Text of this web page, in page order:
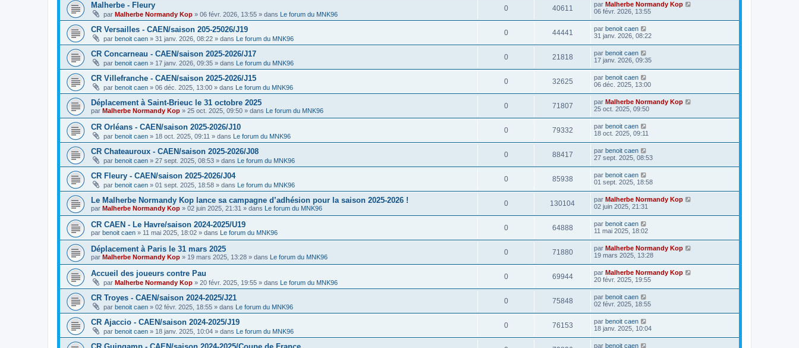
Malherbe - Fleury
par Malherbe Normandy Kop » 06 févr. 2026, 13:55 » dans Le forum du MNK96
0 40611 par Malherbe Normandy Kop
06 févr. 2026, 13:55
CR Versailles - CAEN/saison 205-25026/J19
par benoit caen » 31 janv. 2026, 08:22 » dans Le forum du MNK96
0 44441 par benoit caen
31 janv. 2026, 08:22
CR Concarneau - CAEN/saison 2025-2026/J17
par benoit caen » 17 janv. 2026, 09:35 » dans Le forum du MNK96
0 21818 par benoit caen
17 janv. 2026, 09:35
CR Villefranche - CAEN/saison 2025-2026/J15
par benoit caen » 06 déc. 2025, 13:00 » dans Le forum du MNK96
0 32625 par benoit caen
06 déc. 2025, 13:00
Déplacement à Saint-Brieuc le 31 octobre 2025
par Malherbe Normandy Kop » 25 oct. 2025, 09:50 » dans Le forum du MNK96
0 71807 par Malherbe Normandy Kop
25 oct. 2025, 09:50
CR Orléans - CAEN/saison 2025-2026/J10
par benoit caen » 18 oct. 2025, 09:11 » dans Le forum du MNK96
0 79332 par benoit caen
18 oct. 2025, 09:11
CR Chateauroux - CAEN/saison 2025-2026/J08
par benoit caen » 27 sept. 2025, 08:53 » dans Le forum du MNK96
0 88417 par benoit caen
27 sept. 2025, 08:53
CR Fleury - CAEN/saison 2025-2026/J04
par benoit caen » 01 sept. 2025, 18:58 » dans Le forum du MNK96
0 85938 par benoit caen
01 sept. 2025, 18:58
Le Malherbe Normandy Kop lance sa campagne d’adhésion pour la saison 2025-2026 !
par Malherbe Normandy Kop » 02 juin 2025, 21:31 » dans Le forum du MNK96
0 130104 par Malherbe Normandy Kop
02 juin 2025, 21:31
CR CAEN - Le Havre/saison 2024-2025/U19
par benoit caen » 11 mai 2025, 18:02 » dans Le forum du MNK96
0 64888 par benoit caen
11 mai 2025, 18:02
Déplacement à Paris le 31 mars 2025
par Malherbe Normandy Kop » 19 mars 2025, 13:28 » dans Le forum du MNK96
0 71880 par Malherbe Normandy Kop
19 mars 2025, 13:28
Accueil des joueurs contre Pau
par Malherbe Normandy Kop » 20 févr. 2025, 19:55 » dans Le forum du MNK96
0 69944 par Malherbe Normandy Kop
20 févr. 2025, 19:55
CR Troyes - CAEN/saison 2024-2025/J21
par benoit caen » 02 févr. 2025, 18:55 » dans Le forum du MNK96
0 75848 par benoit caen
02 févr. 2025, 18:55
CR Ajaccio - CAEN/saison 2024-2025/J19
par benoit caen » 18 janv. 2025, 10:04 » dans Le forum du MNK96
0 76153 par benoit caen
18 janv. 2025, 10:04
par benoit caen